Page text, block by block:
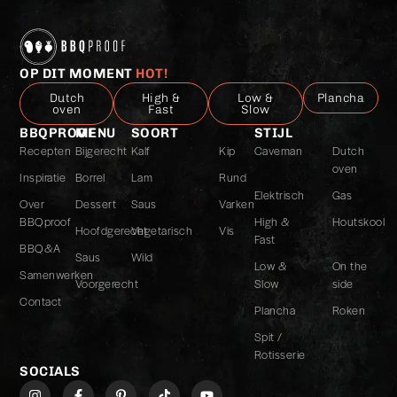
OP DIT MOMENT HOT!
Dutch
oven
High &
Fast
Low &
Slow
Plancha
BBQPROOF
Recepten
Inspiratie
Over
BBQproof
BBQ&A
Samenwerken
Contact
MENU
Bijgerecht
Borrel
Dessert
Hoofdgerecht
Saus
Voorgerecht
SOORT
Kalf
Kip
Lam
Rund
Saus
Varken
Vegetarisch
Vis
Wild
STIJL
Caveman
Dutch
oven
Elektrisch
Gas
High &
Fast
Houtskool
Low &
Slow
On the
side
Plancha
Roken
Spit /
Rotisserie
SOCIALS